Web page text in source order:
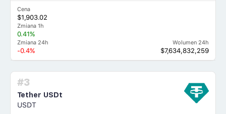
Cena
$1,903.02
Zmiana 1h
0.41%
Zmiana 24h
-0.4%
Wolumen 24h
$7,634,832,259
#3
Tether USDt
USDT